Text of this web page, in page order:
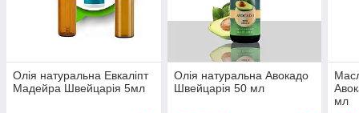
Олія натуральна Евкаліпт
Мадейра Швейцарія 5мл
Олія натуральна Авокадо
Швейцарія 50 мл
мл